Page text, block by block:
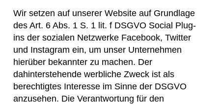
Wir setzen auf unserer Website auf Grundlage
des Art. 6 Abs. 1 S. 1 lit. f DSGVO Social Plug-
ins der sozialen Netzwerke Facebook, Twitter
und Instagram ein, um unser Unternehmen
hierüber bekannter zu machen. Der
dahinterstehende werbliche Zweck ist als
berechtigtes Interesse im Sinne der DSGVO
anzusehen. Die Verantwortung für den